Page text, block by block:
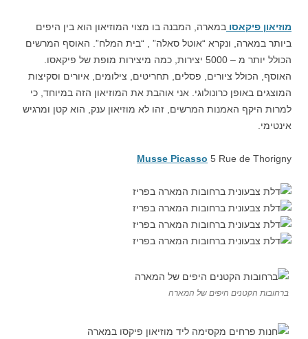
מוזיאון פיקאסו במארה, המבנה בו מצוי המוזיאון הוא בין היפים
ביותר במארה, ונקרא “אוטל סאלה” , “בית המלח”. האוסף המרשים
הכולל יותר מ – 5000 יצירות, כמה מיצירות מופת של פיקאסו.
האוסף, הכולל ציורים, פסלים, תחריטים, צילומים, איורים וסקיצות
המוצגים באופן כרונולוגי. אני אוהבת את המוזיאון הזה במיוחד, כי
למרות היקף האמנות המרשים, זהו לא מוזיאון ענק, הוא קטן ומרגיש
אינטימי.
Musse Picasso 5 Rue de Thorigny
ברחובות הקטנים היפים של המארה